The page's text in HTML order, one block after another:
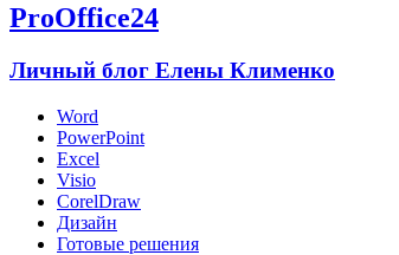
ProOffice24
Личный блог Елены Клименко
Word
PowerPoint
Excel
Visio
CorelDraw
Дизайн
Готовые решения